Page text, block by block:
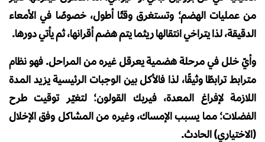
من عمليات الهضم؛ وتستغرق وقتًا أطول، خصوصًا في الأمعاء
الدقيقة، لذا يتراخي انتقالها ريثما يتم هضم أقرانها، ثم يأتي دورها.
وأيّ خلل في مرحلة هضمية يعرقل غيره من المراحل. فهو نظام
مترابط ترابطًا وثيقًا، لذا فالأكل بين الوجبات الرئيسية يزيد المدة
اللازمة لإفراغ المعدة، فيربك القولون؛ لتغيّر توقيت طرح
الفضلات؛ مما يسبب الإمساك، وغيره من المشاكل وفق الإخلال
(الاختياري) الحادث.